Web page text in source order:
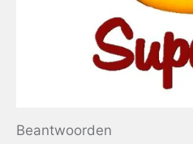
Beantwoorden